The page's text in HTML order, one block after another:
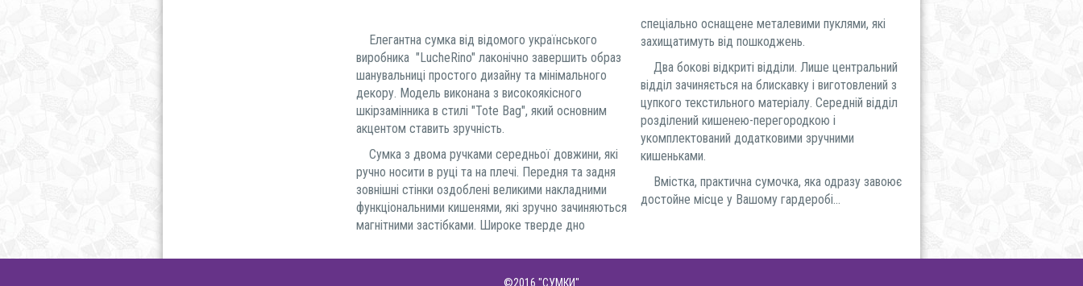
Елегантна сумка від відомого українського
виробника "LucheRino" лаконічно завершить образ
шанувальниці простого дизайну та мінімального
декору. Модель виконана з високоякісного
шкірзамінника в стилі "Tote Bag", який основним
акцентом ставить зручність.
Сумка з двома ручками середньої довжини, які
ручно носити в руці та на плечі. Передня та задня
зовнішні стінки оздоблені великими накладними
функціональними кишенями, які зручно зачиняються
магнітними застібками. Широке тверде дно
спеціально оснащене металевими пуклями, які
захищатимуть від пошкоджень.
Два бокові відкриті відділи. Лише центральний
відділ зачиняється на блискавку і виготовлений з
цупкого текстильного матеріалу. Середній відділ
розділений кишенею-перегородкою і
укомплектований додатковими зручними
кишеньками.
Вмістка, практична сумочка, яка одразу завоює
достойне місце у Вашому гардеробі...
©2016 "СУМКИ"